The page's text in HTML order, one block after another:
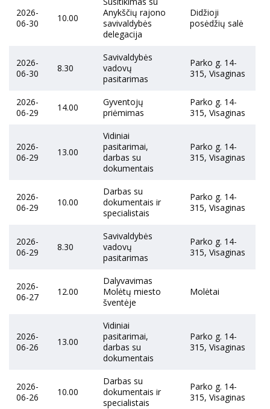
2026-
06-30
10.00
Anykščių rajono
savivaldybės
delegacija
Didžioji
posėdžių salė
2026-
06-30
8.30
Savivaldybės
vadovų
pasitarimas
Parko g. 14-
315, Visaginas
2026-
06-29
14.00
Gyventojų
priėmimas
Parko g. 14-
315, Visaginas
2026-
06-29
13.00
Vidiniai
pasitarimai,
darbas su
dokumentais
Parko g. 14-
315, Visaginas
2026-
06-29
10.00
Darbas su
dokumentais ir
specialistais
Parko g. 14-
315, Visaginas
2026-
06-29
8.30
Savivaldybės
vadovų
pasitarimas
Parko g. 14-
315, Visaginas
2026-
06-27
12.00
Dalyvavimas
Molėtų miesto
šventėje
Molėtai
2026-
06-26
13.00
Vidiniai
pasitarimai,
darbas su
dokumentais
Parko g. 14-
315, Visaginas
2026-
06-26
10.00
Darbas su
dokumentais ir
specialistais
Parko g. 14-
315, Visaginas